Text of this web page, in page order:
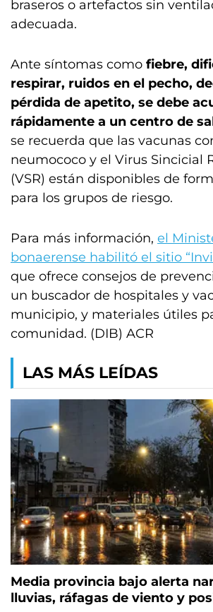
braseros o artefactos sin
adecuada.
Ante síntomas como fiebre,
respirar, ruidos en el pecho,
pérdida de apetito, se debe
rápidamente a un centro de
se recuerda que las vacunas
neumococo y el Virus Sincicial
(VSR) están disponibles de
para los grupos de riesgo.
Para más información, el
bonaerense habilitó el sitio
que ofrece consejos de
un buscador de hospitales y
municipio, y materiales útiles
comunidad. (DIB) ACR
LAS MÁS LEÍDAS
Media provincia bajo alerta
lluvias, ráfagas de viento y